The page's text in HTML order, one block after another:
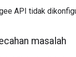
API tidak
masalah